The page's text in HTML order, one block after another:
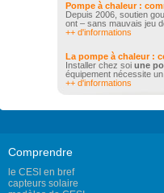
Pompe à chaleur :
Depuis 2006, soutien
ont – sans mauvais jeu
++ d'informations
La pompe à chaleur :
Installer chez soi une
équipement nécessite
++ d'informations
Comprendre
le CESI en bref
capteurs solaire